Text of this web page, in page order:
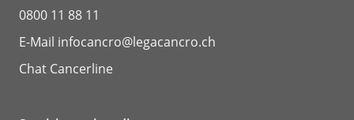
0800 11 88 11
E-Mail infocancro@legacancro.ch
Chat Cancerline